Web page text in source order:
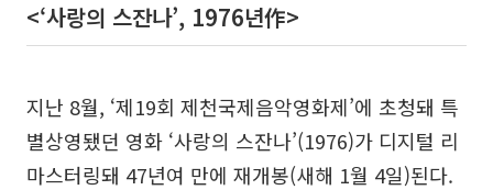
<‘사랑의 스잔나’, 1976년作>
지난 8월, ‘제19회 제천국제음악영화제’에 초청돼 특
별상영됐던 영화 ‘사랑의 스잔나’(1976)가 디지털 리
마스터링돼 47년여 만에 재개봉(새해 1월 4일)된다.